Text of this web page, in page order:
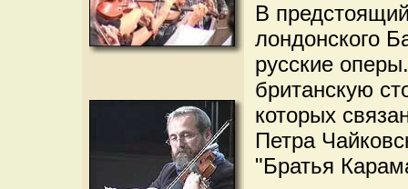
В
лондонского
русские
британскую
которых
Петра
"Братья